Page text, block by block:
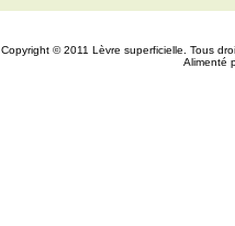
Copyright © 2011 Lèvre superficielle. Tous
Alimenté